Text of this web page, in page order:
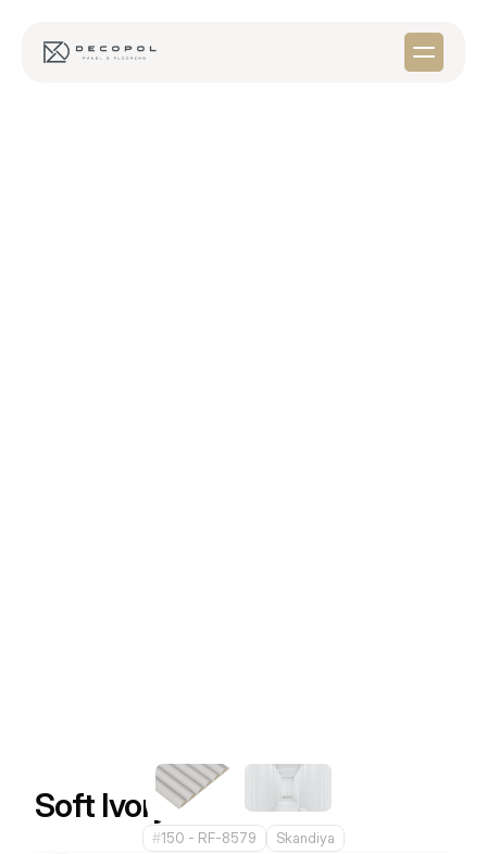
Soft Ivory
#150 - RF-8579 Skandiya